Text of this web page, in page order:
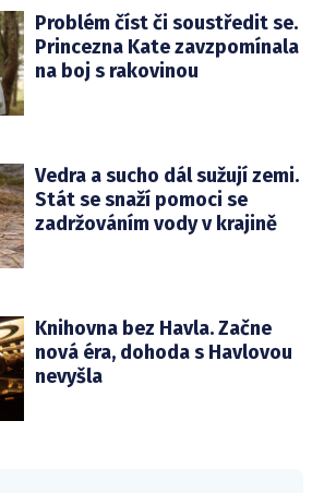
Problém číst či soustředit se.
Princezna Kate zavzpomínala
na boj s rakovinou
Vedra a sucho dál sužují zemi.
Stát se snaží pomoci se
zadržováním vody v krajině
Knihovna bez Havla. Začne
nová éra, dohoda s Havlovou
nevyšla